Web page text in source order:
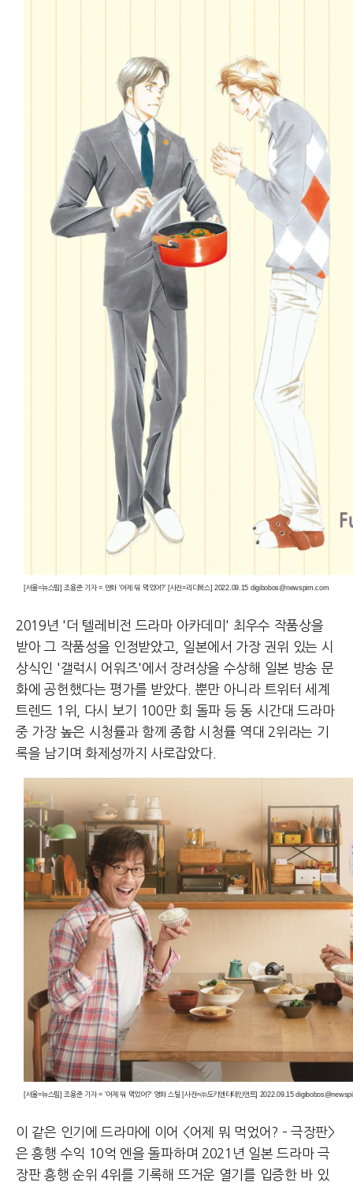
[서울=뉴스핌] 조용준 기자 = 만화 '어제 뭐 먹었어?' [사진=리디북스] 2022.09.15 digibobos@newspim.com
2019년 '더 텔레비전 드라마 아카데미' 최우수 작품상을
받아 그 작품성을 인정받았고, 일본에서 가장 권위 있는 시
상식인 '갤럭시 어워즈'에서 장려상을 수상해 일본 방송 문
화에 공헌했다는 평가를 받았다. 뿐만 아니라 트위터 세계
트렌드 1위, 다시 보기 100만 회 돌파 등 동 시간대 드라마
중 가장 높은 시청률과 함께 종합 시청률 역대 2위라는 기
록을 남기며 화제성까지 사로잡았다.
[서울=뉴스핌] 조용준 기자 = '어제 뭐 먹었어?' 영화 스틸 [사진=㈜도키엔터테인먼트] 2022.09.15
이 같은 인기에 드라마에 이어 <어제 뭐 먹었어? – 극장판>
은 흥행 수익 10억 엔을 돌파하며 2021년 일본 드라마 극
장판 흥행 순위 4위를 기록해 뜨거운 열기를 입증한 바 있